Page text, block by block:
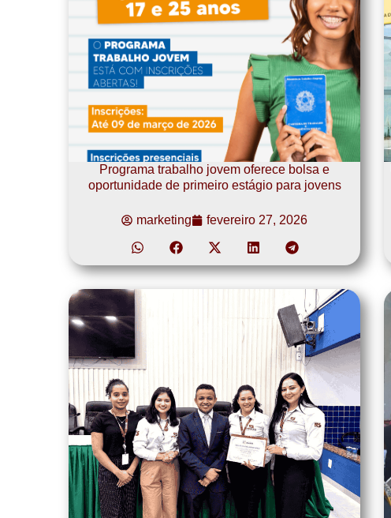
Programa trabalho jovem oferece bolsa e
oportunidade de primeiro estágio para jovens
marketing fevereiro 27, 2026